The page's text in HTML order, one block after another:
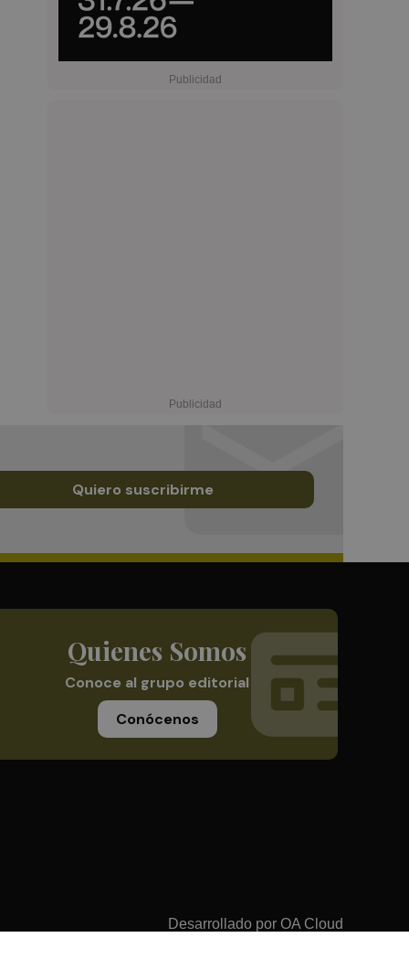
Quiero suscribirme
Quienes Somos
Conoce al grupo editorial
Conócenos
Desarrollado por OA Cloud